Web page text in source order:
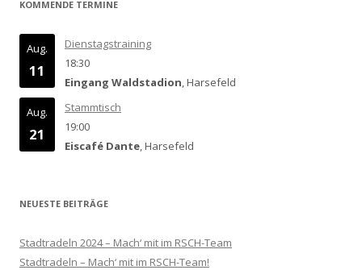
KOMMENDE TERMINE
Aug.
11
Dienstagstraining
18:30
Eingang Waldstadion, Harsefeld
Aug.
21
Stammtisch
19:00
Eiscafé Dante, Harsefeld
NEUESTE BEITRÄGE
Stadtradeln 2024 – Mach‘ mit im RSCH-Team
Stadtradeln – Mach‘ mit im RSCH-Team!